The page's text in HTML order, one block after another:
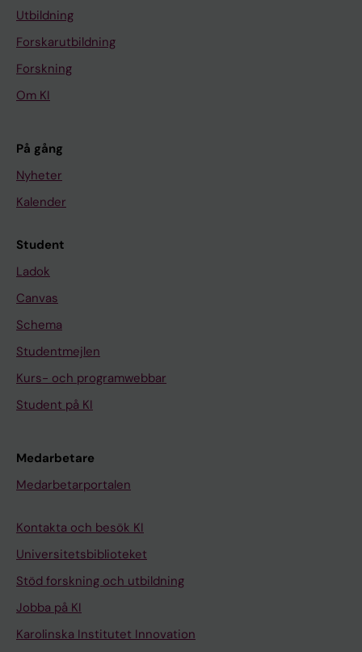
Utbildning
Forskarutbildning
Forskning
Om KI
På gång
Nyheter
Kalender
Student
Ladok
Canvas
Schema
Studentmejlen
Kurs- och programwebbar
Student på KI
Medarbetare
Medarbetarportalen
Kontakta och besök KI
Universitetsbiblioteket
Stöd forskning och utbildning
Jobba på KI
Karolinska Institutet Innovation